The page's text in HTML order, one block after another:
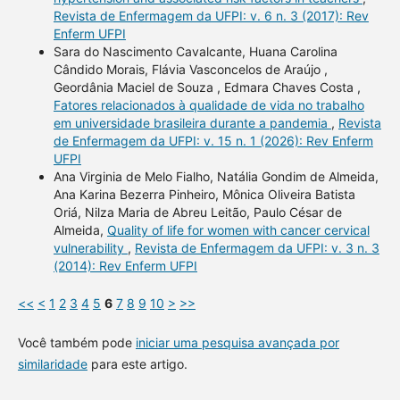
Revista de Enfermagem da UFPI: v. 6 n. 3 (2017): Rev
Enferm UFPI
Sara do Nascimento Cavalcante, Huana Carolina
Cândido Morais, Flávia Vasconcelos de Araújo ,
Geordânia Maciel de Souza , Edmara Chaves Costa ,
Fatores relacionados à qualidade de vida no trabalho
em universidade brasileira durante a pandemia , Revista
de Enfermagem da UFPI: v. 15 n. 1 (2026): Rev Enferm
UFPI
Ana Virginia de Melo Fialho, Natália Gondim de Almeida,
Ana Karina Bezerra Pinheiro, Mônica Oliveira Batista
Oriá, Nilza Maria de Abreu Leitão, Paulo César de
Almeida, Quality of life for women with cancer cervical
vulnerability , Revista de Enfermagem da UFPI: v. 3 n. 3
(2014): Rev Enferm UFPI
<< < 1 2 3 4 5 6 7 8 9 10 > >>
Você também pode iniciar uma pesquisa avançada por
similaridadepara este artigo.